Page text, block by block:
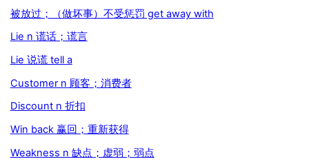
被放过；（做坏事）不受惩罚 get away with
Lie n 谎话；谎言
Lie 说谎 tell a
Customer n 顾客；消费者
Discount n 折扣
Win back 赢回；重新获得
Weakness n 缺点；虚弱；弱点